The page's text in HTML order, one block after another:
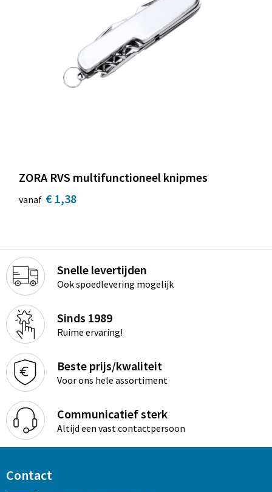
ZORA RVS multifunctioneel knipmes
vanaf € 1,38
Snelle levertijden
Ook spoedlevering mogelijk
Sinds 1989
Ruime ervaring!
Beste prijs/kwaliteit
Voor ons hele assortiment
Communicatief sterk
Altijd een vast contactpersoon
Contact